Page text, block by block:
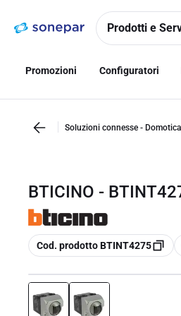
navigazionealla
Prodotti e
Promozioni Configuratori
Soluzioni connesse - Domotica
BTICINO -
copia
Cod. prodotto BTINT4275